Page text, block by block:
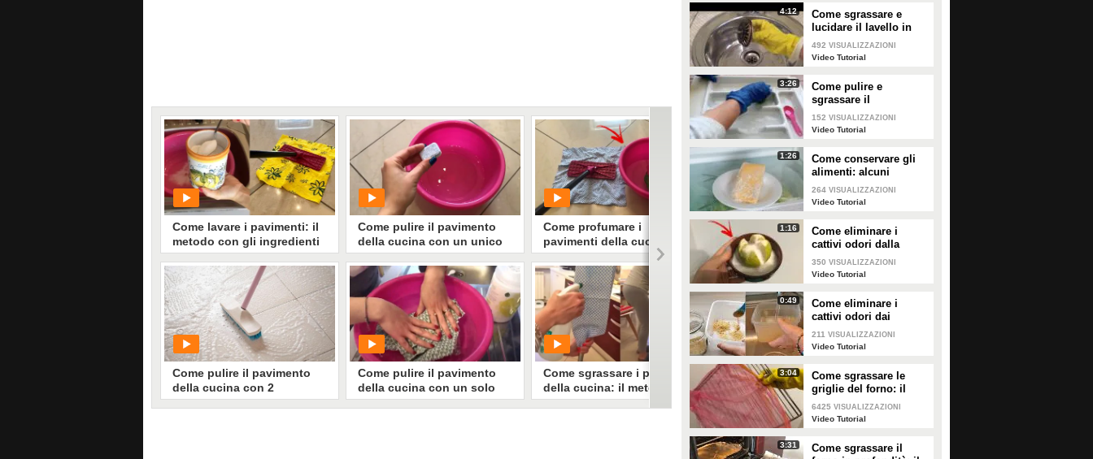
4:12
Come sgrassare e
lucidare il lavello in
acciaio della cucina
492 VISUALIZZAZIONI
Video Tutorial
3:26
Come pulire e
sgrassare il
portaposate: il rimedio
naturale
152 VISUALIZZAZIONI
Video Tutorial
1:26
Come conservare gli
alimenti: alcuni
consigli utili da
seguire
264 VISUALIZZAZIONI
Video Tutorial
1:16
Come eliminare i
cattivi odori dalla
cucina: il metodo
naturale
350 VISUALIZZAZIONI
Video Tutorial
0:49
Come eliminare i
cattivi odori dai
contenitori o dai
vasetti
211 VISUALIZZAZIONI
Video Tutorial
3:04
Come sgrassare le
griglie del forno: il
metodo efficace
6425 VISUALIZZAZIONI
Video Tutorial
3:31
Come sgrassare il
Come lavare i pavimenti: il
metodo con gli ingredienti
della cucina
PLAY
1102• di Video Tutorial
Come pulire il pavimento
della cucina con 2
ingredienti
Come pulire il pavimento
della cucina con un unico
ingrediente
PLAY
94669• diVideo Tutorial
Come pulire il pavimento
della cucina con un solo
ingrediente
Come profumare i
pavimenti della cucina con
l'alloro
PLAY
3929• diVideo Tutorial
Come sgrassare i pavimenti
della cucina: il metodo
pratico e veloce
Come pulire il pavimento
della cucina
PLAY
7045 • diVideo Tutorial
Come pulire il pavimento
con 2 ingredienti: facile,
veloce e utile
PLAY